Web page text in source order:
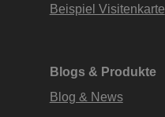
Beispiel Visitenkarte
Blogs & Produkte
Blog & News